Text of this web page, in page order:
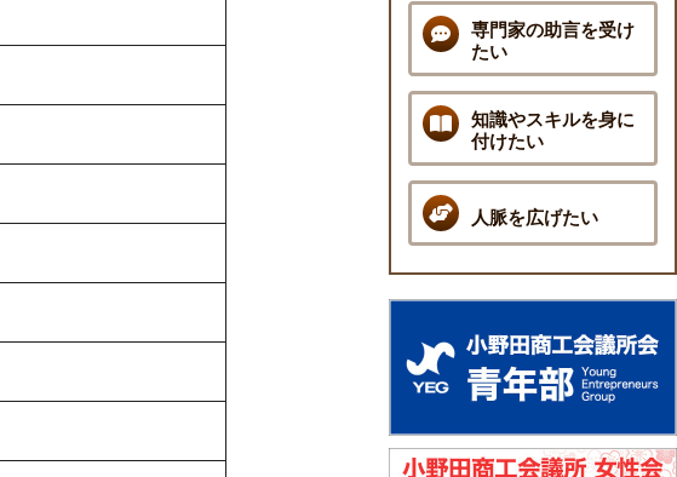
専門家の助言を受け
たい
知識やスキルを身に
付けたい
人脈を広げたい